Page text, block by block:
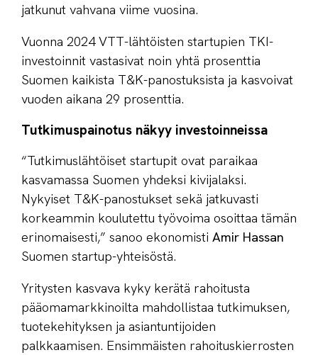
jatkunut vahvana viime vuosina.
Vuonna 2024 VTT-lähtöisten startupien TKI-
investoinnit vastasivat noin yhtä prosenttia
Suomen kaikista T&K-panostuksista ja kasvoivat
vuoden aikana 29 prosenttia.
Tutkimuspainotus näkyy investoinneissa
“Tutkimuslähtöiset startupit ovat paraikaa
kasvamassa Suomen yhdeksi kivijalaksi.
Nykyiset T&K-panostukset sekä jatkuvasti
korkeammin koulutettu työvoima osoittaa tämän
erinomaisesti,” sanoo ekonomisti Amir Hassan
Suomen startup-yhteisöstä.
Yritysten kasvava kyky kerätä rahoitusta
pääomamarkkinoilta mahdollistaa tutkimuksen,
tuotekehityksen ja asiantuntijoiden
palkkaamisen. Ensimmäisten rahoituskierrosten